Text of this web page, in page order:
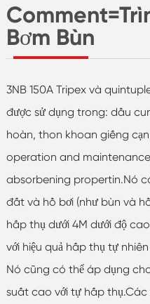
Bơm Bùn
3NB 150A Tripex và
được sử dụng trong: dầu
hoàn, thon khoan giếng
operation and
absorbening propertin.Nó
đất và hồ bơi (như bùn và
hấp thụ dưới 4M dưới độ
với hiệu quả hấp thụ tự
Nó cũng có thể áp dụng
suất cao với tự hấp thụ.Các